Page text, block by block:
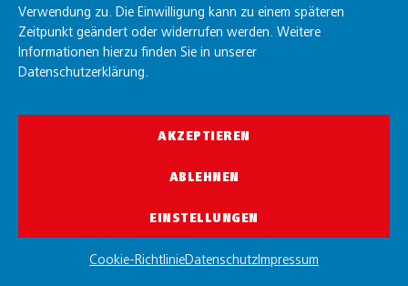
Verwendung zu. Die Einwilligung kann zu einem späteren
Zeitpunkt geändert oder widerrufen werden. Weitere
Informationen hierzu finden Sie in unserer
Datenschutzerklärung.
AKZEPTIEREN
ABLEHNEN
EINSTELLUNGEN
Cookie-RichtlinieDatenschutzImpressum